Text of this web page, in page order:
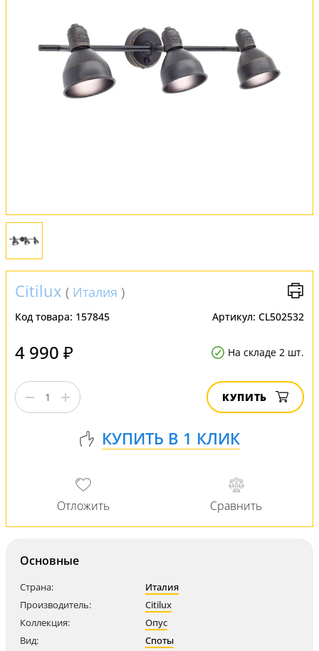
Обмен и возврат
Установка
Citilux ( Италия )
Код товара: 157845 Артикул: CL502532
4 990 ₽ На складе 2 шт.
КУПИТЬ
Основные
Страна:
Италия
Производитель:
Citilux
Коллекция:
Опус
Вид:
Споты